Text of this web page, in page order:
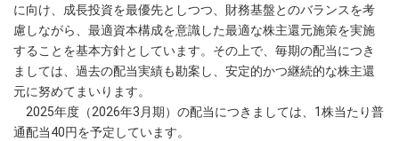
に向け、成長投資を最優先としつつ、財務基盤とのバランスを考
慮しながら、最適資本構成を意識した最適な株主還元施策を実施
することを基本方針としています。その上で、毎期の配当につき
ましては、過去の配当実績も勘案し、安定的かつ継続的な株主還
元に努めてまいります。
2025年度（2026年3月期）の配当につきましては、1株当たり普
通配当40円を予定しています。